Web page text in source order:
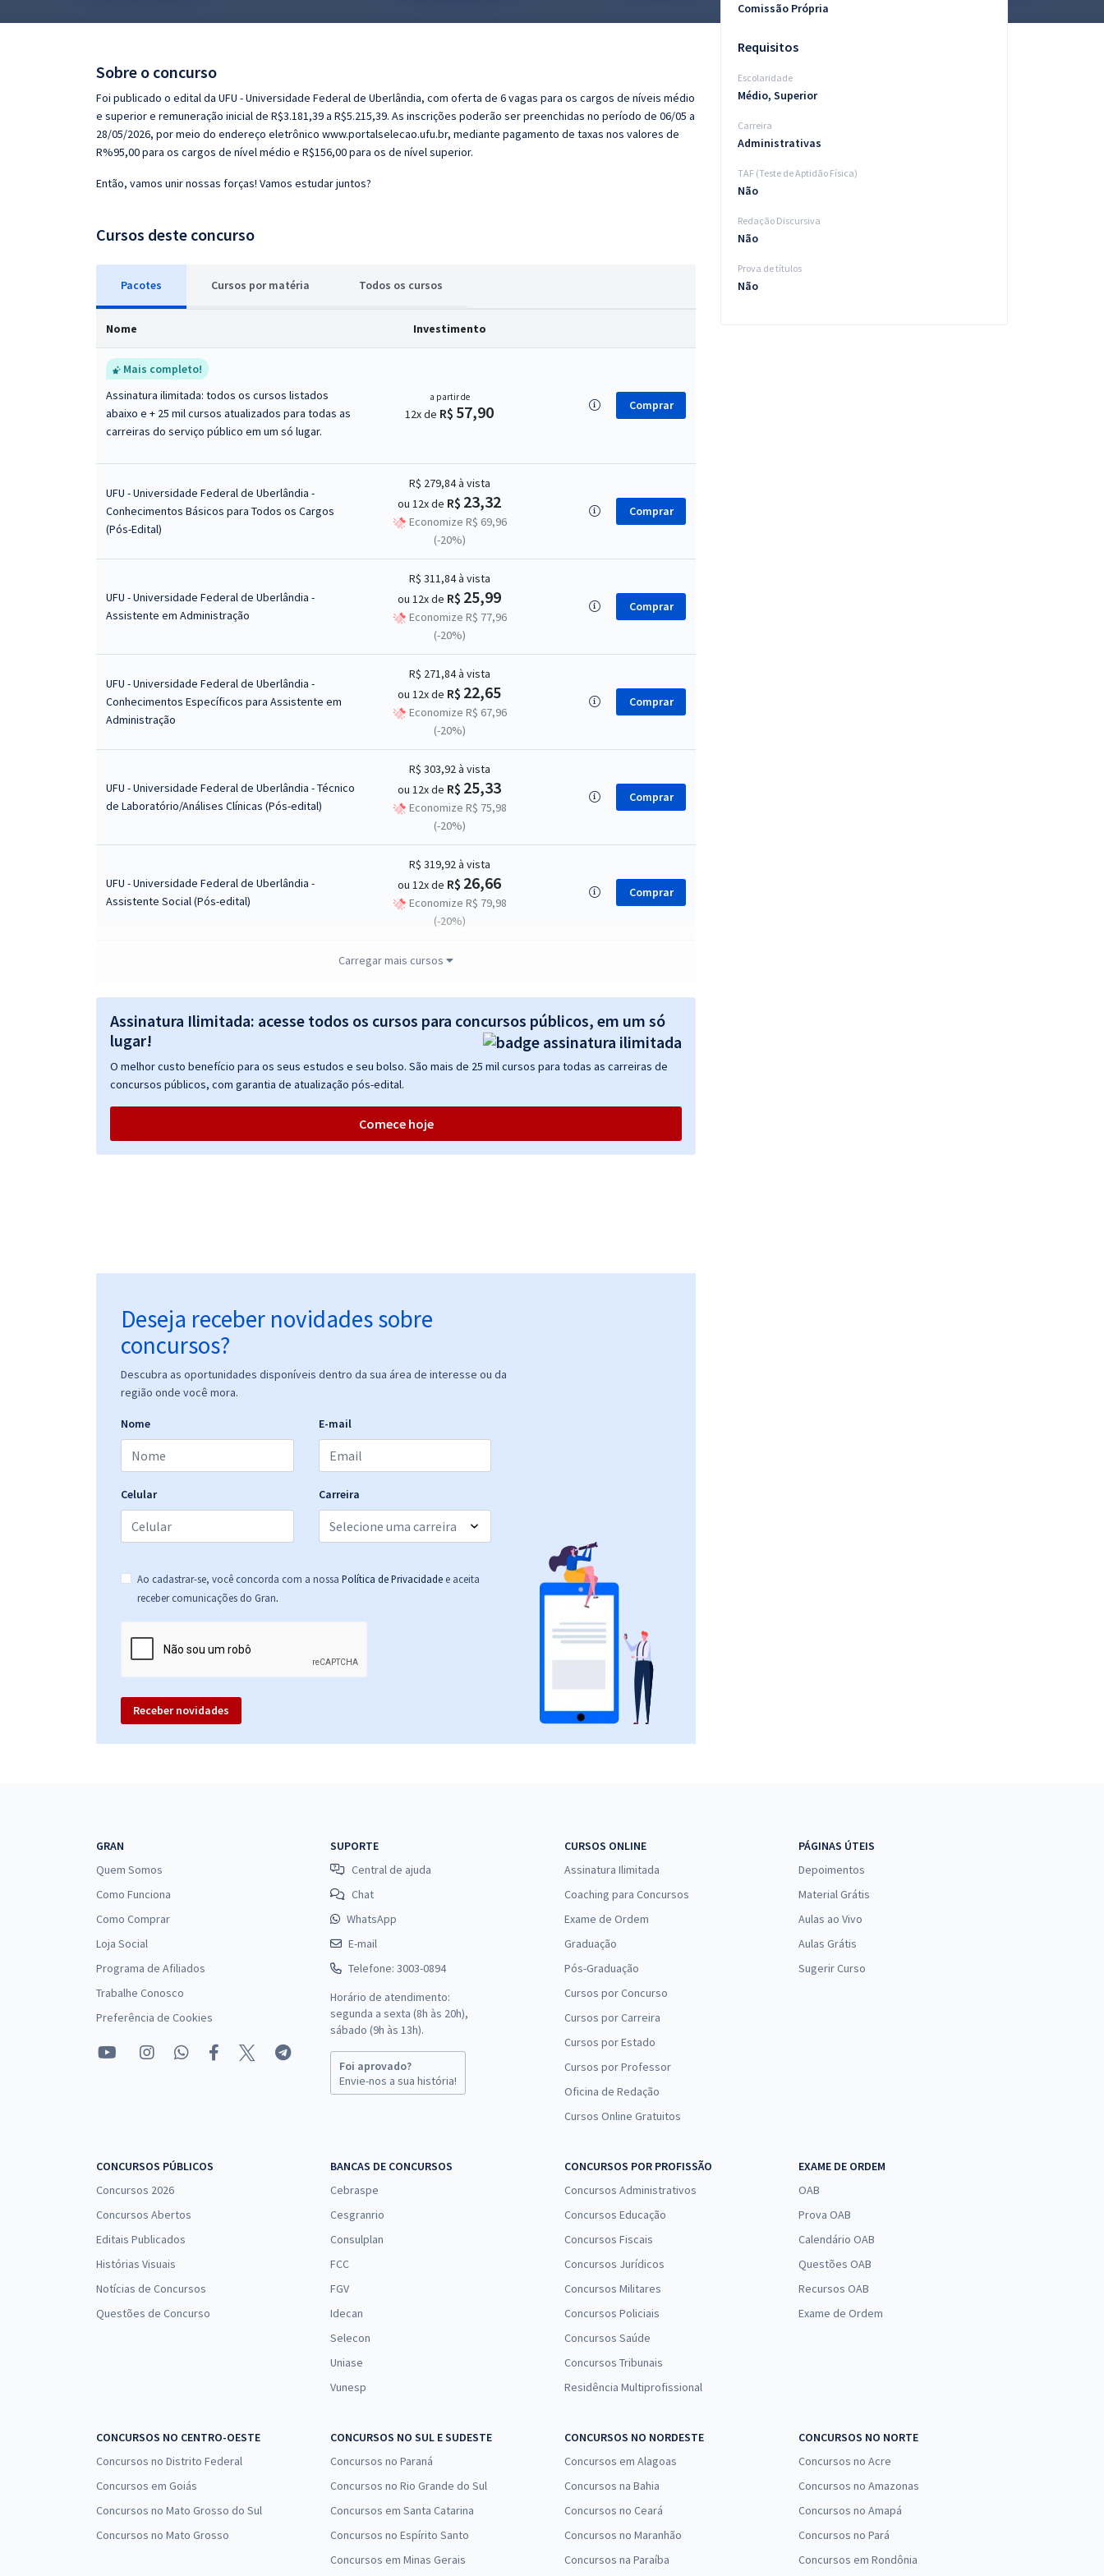
Sobre o concurso
Foi publicado o edital da UFU - Universidade Federal de Uberlândia, com oferta de 6 vagas para os cargos de níveis médio
e superior e remuneração inicial de R$3.181,39 a R$5.215,39. As inscrições poderão ser preenchidas no período de 06/05 a
28/05/2026, por meio do endereço eletrônico www.portalselecao.ufu.br, mediante pagamento de taxas nos valores de
R%95,00 para os cargos de nível médio e R$156,00 para os de nível superior.
Então, vamos unir nossas forças! Vamos estudar juntos?
Cursos deste concurso
Pacotes Cursos por matéria Todos os cursos
Nome Investimento
Mais completo!
Assinatura ilimitada: todos os cursos listados
abaixo e + 25 mil cursos atualizados para todas as
carreiras do serviço público em um só lugar.
a partir de
12x de R$ 57,90 Comprar
UFU - Universidade Federal de Uberlândia -
Conhecimentos Básicos para Todos os Cargos
(Pós-Edital)
R$ 279,84à vista
ou 12x de R$ 23,32
Economize R$ 69,96
(-20%)
Comprar
UFU - Universidade Federal de Uberlândia -
Assistente em Administração
R$ 311,84à vista
ou 12x de R$ 25,99
Economize R$ 77,96
(-20%)
Comprar
UFU - Universidade Federal de Uberlândia -
Conhecimentos Específicos para Assistente em
Administração
R$ 271,84à vista
ou 12x de R$ 22,65
Economize R$ 67,96
(-20%)
Comprar
UFU - Universidade Federal de Uberlândia - Técnico
de Laboratório/Análises Clínicas (Pós-edital)
R$ 303,92à vista
ou 12x de R$ 25,33
Economize R$ 75,98
(-20%)
Comprar
UFU - Universidade Federal de Uberlândia -
Assistente Social (Pós-edital)
R$ 319,92à vista
ou 12x de R$ 26,66
Economize R$ 79,98
(-20%)
Comprar
Administrador
R$ 295,84
Economize R$ 73,96
(-20%)
UFU - Universidade Federal de Uberlândia -
Enfermeiro
ou 12x de R$33,33
(-20%)
Comprar
Carregar mais cursos
Assinatura Ilimitada: acesse todos os cursos para concursos públicos, em um só
lugar!
O melhor custo benefício para os seus estudos e seu bolso. São mais de 25 mil cursos para todas as carreiras de
concursos públicos, com garantia de atualização pós-edital.
Comece hoje
Deseja receber novidades sobre
concursos?
Descubra as oportunidades disponíveis dentro da sua área de interesse ou da
região onde você mora.
Nome E-mail
Celular Carreira
Ao cadastrar-se, você concorda com a nossa Política de Privacidade e aceita
receber comunicações do Gran.
Receber novidades
Comissão Própria
Requisitos
Escolaridade
Médio, Superior
Carreira
Administrativas
TAF (Teste de Aptidão Física)
Não
Redação Discursiva
Não
Prova de títulos
Não
GRAN
Quem Somos
Como Funciona
Como Comprar
Loja Social
Programa de Afiliados
Trabalhe Conosco
Preferência de Cookies
SUPORTE
Central de ajuda
Chat
WhatsApp
E-mail
Telefone: 3003-0894
Horário de atendimento:
segunda a sexta (8h às 20h),
sábado (9h às 13h).
Foi aprovado?
Envie-nos a sua história!
CURSOS ONLINE
Assinatura Ilimitada
Coaching para Concursos
Exame de Ordem
Graduação
Pós-Graduação
Cursos por Concurso
Cursos por Carreira
Cursos por Estado
Cursos por Professor
Oficina de Redação
Cursos Online Gratuitos
PÁGINAS ÚTEIS
Depoimentos
Material Grátis
Aulas ao Vivo
Aulas Grátis
Sugerir Curso
CONCURSOS PÚBLICOS
Concursos 2026
Concursos Abertos
Editais Publicados
Histórias Visuais
Notícias de Concursos
Questões de Concurso
BANCAS DE CONCURSOS
Cebraspe
Cesgranrio
Consulplan
FCC
FGV
Idecan
Selecon
Uniase
Vunesp
CONCURSOS POR PROFISSÃO
Concursos Administrativos
Concursos Educação
Concursos Fiscais
Concursos Jurídicos
Concursos Militares
Concursos Policiais
Concursos Saúde
Concursos Tribunais
Residência Multiprofissional
EXAME DE ORDEM
OAB
Prova OAB
Calendário OAB
Questões OAB
Recursos OAB
Exame de Ordem
CONCURSOS NO CENTRO-OESTE
Concursos no Distrito Federal
Concursos em Goiás
Concursos no Mato Grosso do Sul
Concursos no Mato Grosso
CONCURSOS NO SUL E SUDESTE
Concursos no Paraná
Concursos no Rio Grande do Sul
Concursos em Santa Catarina
Concursos no Espírito Santo
Concursos em Minas Gerais
CONCURSOS NO NORDESTE
Concursos em Alagoas
Concursos na Bahia
Concursos no Ceará
Concursos no Maranhão
Concursos na Paraíba
CONCURSOS NO NORTE
Concursos no Acre
Concursos no Amazonas
Concursos no Amapá
Concursos no Pará
Concursos em Rondônia